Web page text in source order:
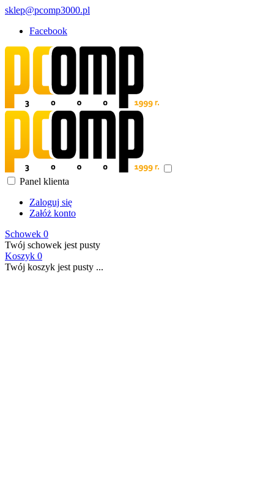
sklep@pcomp3000.pl
Facebook
Panel klienta
Zaloguj się
Załóż konto
Schowek 0
Twój schowek jest pusty
Koszyk 0
Twój koszyk jest pusty ...